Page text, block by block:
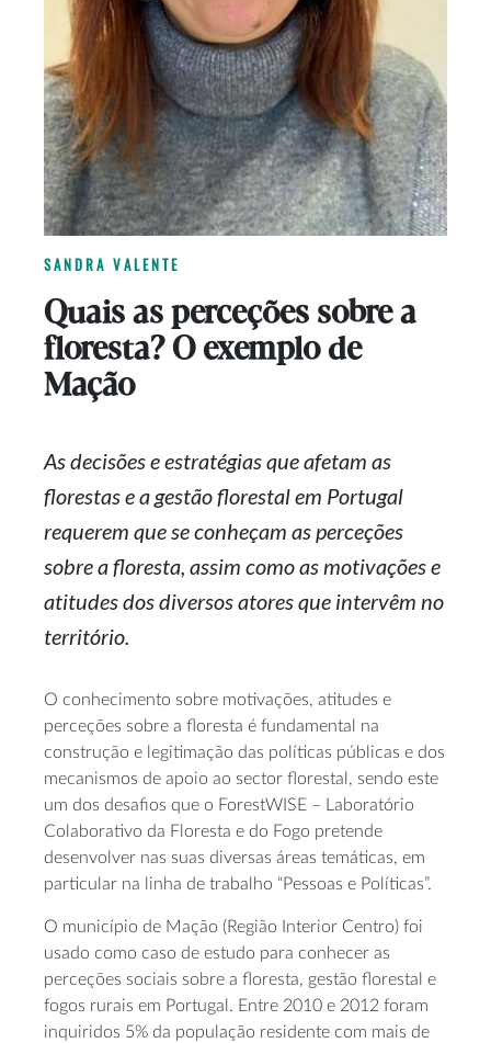
SANDRA VALENTE
Quais as perceções sobre a
floresta? O exemplo de
Mação
As decisões e estratégias que afetam as
florestas e a gestão florestal em Portugal
requerem que se conheçam as perceções
sobre a floresta, assim como as motivações e
atitudes dos diversos atores que intervêm no
território.
O conhecimento sobre motivações, atitudes e
perceções sobre a floresta é fundamental na
construção e legitimação das políticas públicas e dos
mecanismos de apoio ao sector florestal, sendo este
um dos desafios que o ForestWISE – Laboratório
Colaborativo da Floresta e do Fogo pretende
desenvolver nas suas diversas áreas temáticas, em
particular na linha de trabalho “Pessoas e Políticas”.
O município de Mação (Região Interior Centro) foi
usado como caso de estudo para conhecer as
perceções sociais sobre a floresta, gestão florestal e
fogos rurais em Portugal. Entre 2010 e 2012 foram
inquiridos 5% da população residente com mais de